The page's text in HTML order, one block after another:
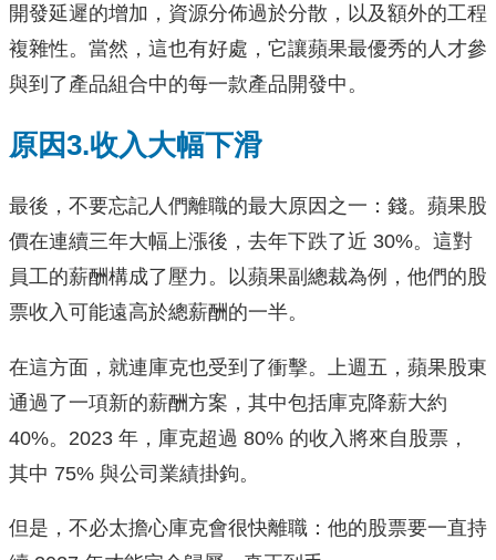
開發延遲的增加，資源分佈過於分散，以及額外的工程
複雜性。當然，這也有好處，它讓蘋果最優秀的人才參
與到了產品組合中的每一款產品開發中。
原因3.收入大幅下滑
最後，不要忘記人們離職的最大原因之一：錢。蘋果股
價在連續三年大幅上漲後，去年下跌了近 30%。這對
員工的薪酬構成了壓力。以蘋果副總裁為例，他們的股
票收入可能遠高於總薪酬的一半。
在這方面，就連庫克也受到了衝擊。上週五，蘋果股東
通過了一項新的薪酬方案，其中包括庫克降薪大約
40%。2023 年，庫克超過 80% 的收入將來自股票，
其中 75% 與公司業績掛鉤。
但是，不必太擔心庫克會很快離職：他的股票要一直持